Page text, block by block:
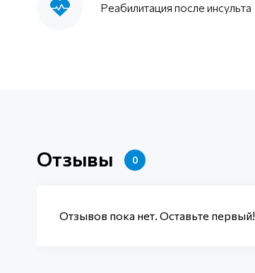
Реабилитация после инсульта
Отзывы 0
Отзывов пока нет. Оставьте первый!